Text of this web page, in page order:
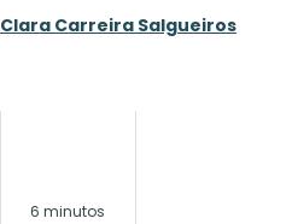
Clara Carreira Salgueiros
6 minutos